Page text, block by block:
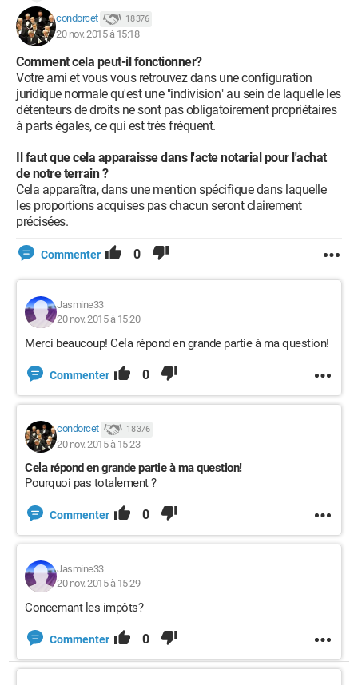
condorcet 18 376
20 nov. 2015 à 15:18
Comment cela peut-il fonctionner?
Votre ami et vous vous retrouvez dans une configuration
juridique normale qu'est une "indivision" au sein de laquelle les
détenteurs de droits ne sont pas obligatoirement propriétaires
à parts égales, ce qui est très fréquent.
Il faut que cela apparaisse dans l'acte notarial pour l'achat
de notre terrain ?
Cela apparaîtra, dans une mention spécifique dans laquelle
les proportions acquises pas chacun seront clairement
précisées.
Commenter 0
Jasmine33
20 nov. 2015 à 15:20
Merci beaucoup! Cela répond en grande partie à ma question!
Commenter 0
condorcet 18 376
20 nov. 2015 à 15:23
Cela répond en grande partie à ma question!
Pourquoi pas totalement ?
Commenter 0
Jasmine33
20 nov. 2015 à 15:29
Concernant les impôts?
Commenter 0